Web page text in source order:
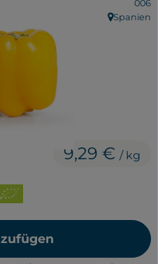
9,29 € / kg
006
, Herkunft:
Spanien
Produkt zum Warenkorb